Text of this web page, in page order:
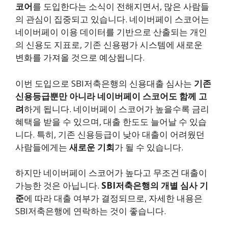
코어를 도입한다는 소식이 전해지면서, 많은 사람들
의 관심이 집중되고 있습니다. 네이버페이 스코어는
네이버페이 이용 데이터를 기반으로 산출되는 개인
의 신용도 지표로, 기존 신용평가 시스템에 새로운
변화를 가져올 것으로 예상됩니다.
이번 도입으로 SBI저축은행의 신용대출 심사는 기존
신용등급뿐만 아니라 네이버페이 스코어도 함께 고
려하게 됩니다. 네이버페이 스코어가 높을수록 금리
혜택을 받을 수 있으며, 대출 한도도 늘어날 수 있습
니다. 특히, 기존 신용등급이 낮아 대출이 어려웠던
사람들에게는 새로운 기회가 될 수 있습니다.
하지만 네이버페이 스코어가 높다고 무조건 대출이
가능한 것은 아닙니다. SBI저축은행의 개별 심사 기
준에 따라 대출 여부가 결정되므로, 자세한 내용은
SBI저축은행에 연락하는 것이 좋습니다.